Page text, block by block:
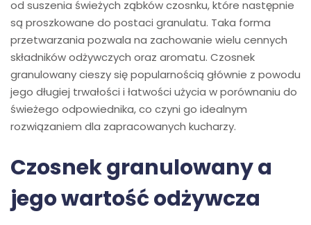
od suszenia świeżych ząbków czosnku, które następnie
są proszkowane do postaci granulatu. Taka forma
przetwarzania pozwala na zachowanie wielu cennych
składników odżywczych oraz aromatu. Czosnek
granulowany cieszy się popularnością głównie z powodu
jego długiej trwałości i łatwości użycia w porównaniu do
świeżego odpowiednika, co czyni go idealnym
rozwiązaniem dla zapracowanych kucharzy.
Czosnek granulowany a
jego wartość odżywcza